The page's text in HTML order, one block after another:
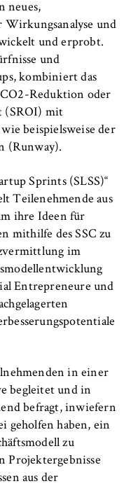
neues,
und
und erprobt.
und
kombiniert das
Reduktion oder
(SROI) mit
beispielsweise der
(Runway).
Sprints (SLSS)“
Teilenehmende aus
ihre Ideen für
mithilfe des SSC zu
im
Entrepreneure und
in einer
begleitet und in
befragt, inwiefern
geholfen haben, ein
zu
Projektergebnisse
aus der